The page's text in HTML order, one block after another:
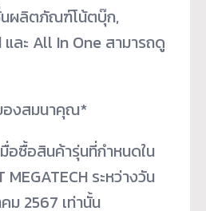
นผลิตภัณฑ์โน้ตบุ๊ก,
ละ All In One สามารถดู
องสมนาคุณ*
มื่อซื้อสินค้ารุ่นที่กำหนดใน
MEGATECH ระหว่างวัน
ม 2567 เท่านั้น